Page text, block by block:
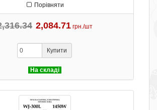
Порівняти
2,084.71 грн./шт
Купити
На складі